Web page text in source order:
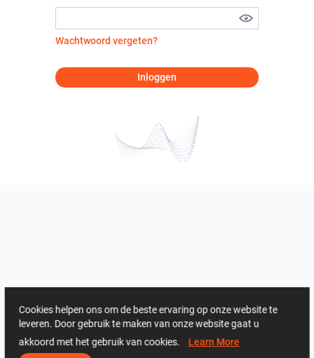
Wachtwoord vergeten?
Inloggen
Cookies helpen ons om de beste ervaring op onze website te
leveren. Door gebruik te maken van onze website gaat u
akkoord met het gebruik van cookies. Learn More